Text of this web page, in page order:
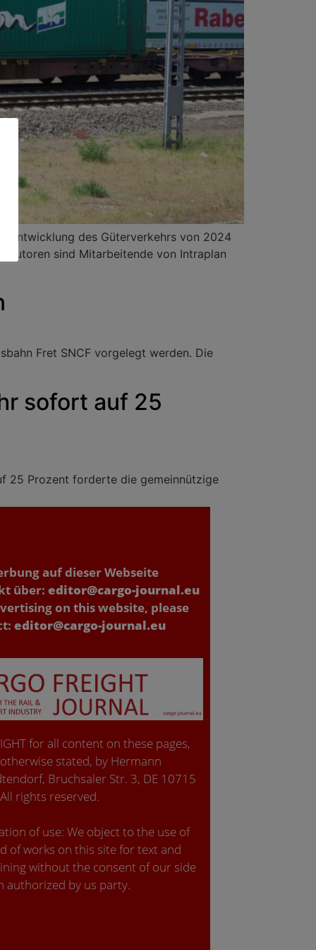
Entwicklung des Güterverkehrs von 2024
Autoren sind Mitarbeitende von Intraplan
Fret SNCF vorgelegt werden. Die
sofort auf 25
25 Prozent forderte die gemeinnützige
auf dieser Webseite
über: editor@cargo-journal.eu
on this website, please
editor@cargo-journal.eu
for all content on these pages,
stated, by Hermann
Bruchsaler Str. 3, DE 10715
rights reserved.
of use: We object to the use of
of works on this site for text and
without the consent of our side
authorized by us party.